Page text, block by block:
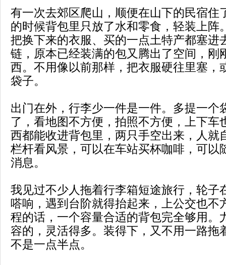
有一次去郊区爬山，顺便在山下的民宿住
的时候背包里只放了水和零食，轻装上阵
把换下来的衣服、买的一点土特产都塞进
链，原本已经装满的包又腾出了空间，刚
西。不用像以前那样，把衣服硬往里塞，
袋子。
出门在外，行李少一件是一件。多提一个
了，看地图不方便，拍照不方便，上下车
西都能收进背包里，两只手空出来，人就
栏杆看风景，可以在车站买杯咖啡，可以
消息。
我见过不少人拖着行李箱短途旅行，轮子
嗒响，遇到台阶就得抬起来，上公交也不
程的话，一个容量合适的背包完全够用。
容的，灵活得多。装得下，又不用一路拖
不是一点半点。